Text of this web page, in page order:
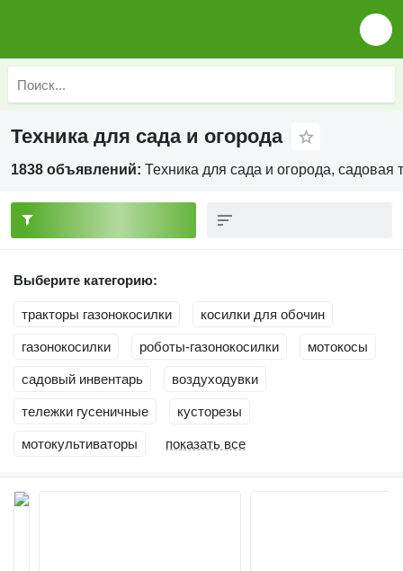
Техника для сада и огорода
1838 объявлений: Техника для сада и огорода, садовая
Выберите категорию:
тракторы газонокосилки косилки для обочин
газонокосилки роботы-газонокосилки мотокосы
садовый инвентарь воздуходувки
тележки гусеничные кусторезы
мотокультиваторы показать все